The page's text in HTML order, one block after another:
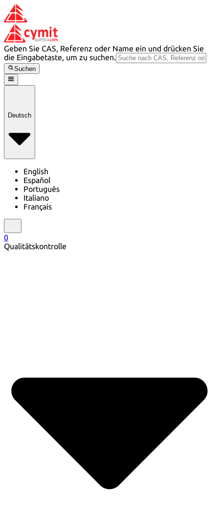
Geben Sie CAS, Referenz oder Name ein und drücken Sie
die Eingabetaste, um zu suchen.
Suchen
Deutsch
English
Español
Português
Italiano
Français
0
Qualitätskontrolle